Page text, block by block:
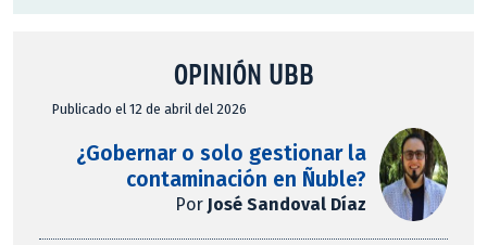
OPINIÓN UBB
Publicado el 12 de abril del 2026
¿Gobernar o solo gestionar la
contaminación en Ñuble?
Por José Sandoval Díaz